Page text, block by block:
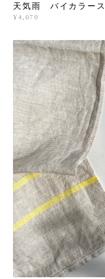
天気雨 バイカラー
¥4,070